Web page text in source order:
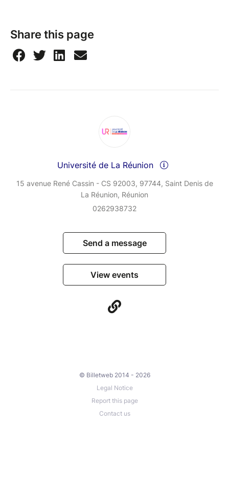
Share this page
Université de La Réunion
15 avenue René Cassin - CS 92003, 97744, Saint Denis de
La Réunion, Réunion
0262938732
Send a message
View events
© Billetweb 2014 - 2026
Legal Notice
Report this page
Contact us